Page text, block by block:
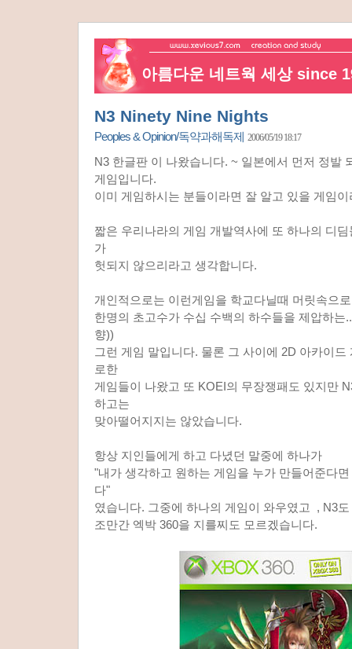
아름다운 네트웍 세상 since
N3 Ninety Nine Nights
Peoples & Opinion/독약과해독제 2006/05/19 18:17
N3 한글판 이 나왔습니다. ~ 일본에서 먼저 정발
게임입니다.
이미 게임하시는 분들이라면 잘 알고 있을 게임
짧은 우리나라의 게임 개발역사에 또 하나의 디
가
헛되지 않으리라고 생각합니다.
개인적으로는 이런게임을 학교다닐때 머릿속으
한명의 초고수가 수십 수백의 하수들을 제압하는
향))
그런 게임 말입니다. 물론 그 사이에 2D 아카이
로한
게임들이 나왔고 또 KOEI의 무장쟁패도 있지만
하고는
맞아떨어지지는 않았습니다.
항상 지인들에게 하고 다녔던 말중에 하나가
"내가 생각하고 원하는 게임을 누가 만들어준다
다"
였습니다. 그중에 하나의 게임이 와우였고 , N3
조만간 엑박 360을 지를찌도 모르겠습니다.